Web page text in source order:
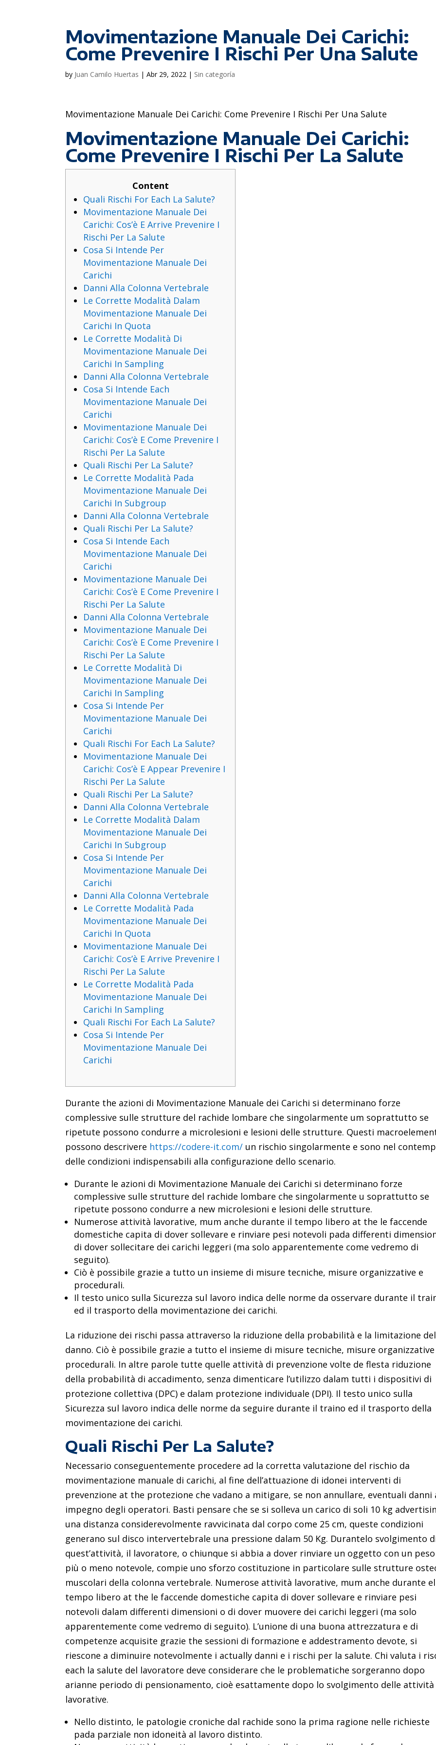
Movimentazione Manuale Dei Carichi:
Come Prevenire I Rischi Per Una Salute
by Juan Camilo Huertas |Abr 29, 2022 | Sin categoría
Movimentazione Manuale Dei Carichi: Come Prevenire I Rischi Per Una Salute
Movimentazione Manuale Dei Carichi:
Come Prevenire I Rischi Per La Salute
Content
Quali Rischi For Each La Salute?
Movimentazione Manuale Dei
Carichi: Cos’è E Arrive Prevenire I
Rischi Per La Salute
Cosa Si Intende Per
Movimentazione Manuale Dei
Carichi
Danni Alla Colonna Vertebrale
Le Corrette Modalità Dalam
Movimentazione Manuale Dei
Carichi In Quota
Le Corrette Modalità Di
Movimentazione Manuale Dei
Carichi In Sampling
Danni Alla Colonna Vertebrale
Cosa Si Intende Each
Movimentazione Manuale Dei
Carichi
Movimentazione Manuale Dei
Carichi: Cos’è E Come Prevenire I
Rischi Per La Salute
Quali Rischi Per La Salute?
Le Corrette Modalità Pada
Movimentazione Manuale Dei
Carichi In Subgroup
Danni Alla Colonna Vertebrale
Quali Rischi Per La Salute?
Cosa Si Intende Each
Movimentazione Manuale Dei
Carichi
Movimentazione Manuale Dei
Carichi: Cos’è E Come Prevenire I
Rischi Per La Salute
Danni Alla Colonna Vertebrale
Movimentazione Manuale Dei
Carichi: Cos’è E Come Prevenire I
Rischi Per La Salute
Le Corrette Modalità Di
Movimentazione Manuale Dei
Carichi In Sampling
Cosa Si Intende Per
Movimentazione Manuale Dei
Carichi
Quali Rischi For Each La Salute?
Movimentazione Manuale Dei
Carichi: Cos’è E Appear Prevenire I
Rischi Per La Salute
Quali Rischi Per La Salute?
Danni Alla Colonna Vertebrale
Le Corrette Modalità Dalam
Movimentazione Manuale Dei
Carichi In Subgroup
Cosa Si Intende Per
Movimentazione Manuale Dei
Carichi
Danni Alla Colonna Vertebrale
Le Corrette Modalità Pada
Movimentazione Manuale Dei
Carichi In Quota
Movimentazione Manuale Dei
Carichi: Cos’è E Arrive Prevenire I
Rischi Per La Salute
Le Corrette Modalità Pada
Movimentazione Manuale Dei
Carichi In Sampling
Quali Rischi For Each La Salute?
Cosa Si Intende Per
Movimentazione Manuale Dei
Carichi
Durante the azioni di Movimentazione Manuale dei Carichi si determinano forze
complessive sulle strutture del rachide lombare che singolarmente um soprattutto se
ripetute possono condurre a microlesioni e lesioni delle strutture. Questi
possono descrivere https://codere-it.com/ un rischio singolarmente e sono nel
delle condizioni indispensabili alla configurazione dello scenario.
Durante le azioni di Movimentazione Manuale dei Carichi si determinano forze
complessive sulle strutture del rachide lombare che singolarmente u soprattutto se
ripetute possono condurre a new microlesioni e lesioni delle strutture.
Numerose attività lavorative, mum anche durante il tempo libero at the le faccende
domestiche capita di dover sollevare e rinviare pesi notevoli pada differenti
di dover sollecitare dei carichi leggeri (ma solo apparentemente come vedremo di
seguito).
Ciò è possibile grazie a tutto un insieme di misure tecniche, misure organizzative e
procedurali.
Il testo unico sulla Sicurezza sul lavoro indica delle norme da osservare durante il
ed il trasporto della movimentazione dei carichi.
La riduzione dei rischi passa attraverso la riduzione della probabilità e la limitazione del
danno. Ciò è possibile grazie a tutto el insieme di misure tecniche, misure organizzative
procedurali. In altre parole tutte quelle attività di prevenzione volte de flesta riduzione
della probabilità di accadimento, senza dimenticare l’utilizzo dalam tutti i dispositivi di
protezione collettiva (DPC) e dalam protezione individuale (DPI). Il testo unico sulla
Sicurezza sul lavoro indica delle norme da seguire durante il traino ed il trasporto della
movimentazione dei carichi.
Quali Rischi Per La Salute?
Necessario conseguentemente procedere ad la corretta valutazione del rischio da
movimentazione manuale di carichi, al fine dell’attuazione di idonei interventi di
prevenzione at the protezione che vadano a mitigare, se non annullare, eventuali danni
impegno degli operatori. Basti pensare che se si solleva un carico di soli 10 kg
una distanza considerevolmente ravvicinata dal corpo come 25 cm, queste condizioni
generano sul disco intervertebrale una pressione dalam 50 Kg. Durantelo svolgimento
quest’attività, il lavoratore, o chiunque si abbia a dover rinviare un oggetto con un peso
più o meno notevole, compie uno sforzo costituzione in particolare sulle strutture
muscolari della colonna vertebrale. Numerose attività lavorative, mum anche durante
tempo libero at the le faccende domestiche capita di dover sollevare e rinviare pesi
notevoli dalam differenti dimensioni o di dover muovere dei carichi leggeri (ma solo
apparentemente come vedremo di seguito). L’unione di una buona attrezzatura e di
competenze acquisite grazie the sessioni di formazione e addestramento devote, si
riescone a diminuire notevolmente i actually danni e i rischi per la salute. Chi valuta i
each la salute del lavoratore deve considerare che le problematiche sorgeranno dopo
arianne periodo di pensionamento, cioè esattamente dopo lo svolgimento delle attività
lavorative.
Nello distinto, le patologie croniche dal rachide sono la prima ragione nelle richieste
pada parziale non idoneità al lavoro distinto.